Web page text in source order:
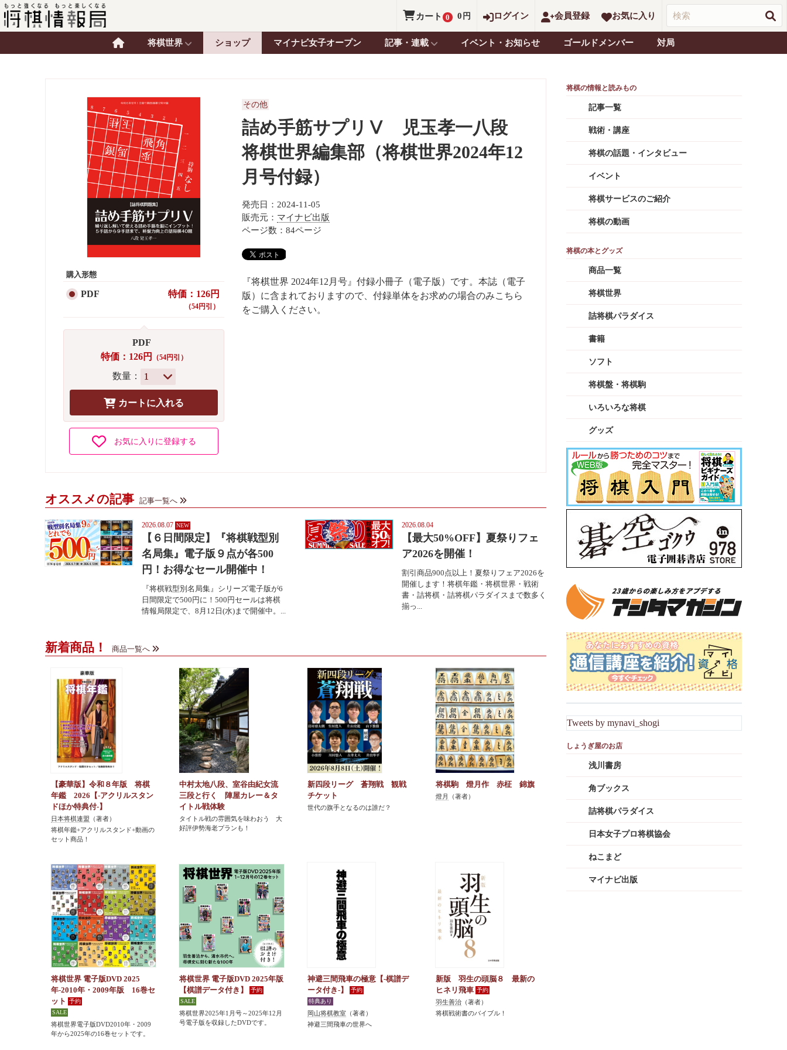
カート 0 0 円 ログイン 会員登録 お気に入り
将棋世界 ショップ マイナビ女子オープン 記事・連載 イベント・お知らせ ゴールドメンバー 対局
購入形態
PDF 特価：126円
（54円引）
PDF
特価：126円
（54円引）
数量：
お気に入りに登録する
その他
詰め手筋サプリⅤ 児玉孝一八段
将棋世界編集部（将棋世界2024年12
月号付録）
発売日：2024-11-05
販売元： マイナビ出版
ページ数：84ページ
『将棋世界 2024年12月号』付録小冊子（電子版）です。本誌（電子
版）に含まれておりますので、付録単体をお求めの場合のみこちら
をご購入ください。
オススメの記事 記事一覧へ
2026.08.07
【６日間限定】『将棋戦型別
名局集』電子版９点が各500
円！お得なセール開催中！
『将棋戦型別名局集』シリーズ電子版が6
日間限定で500円に！500円セールは将棋
情報局限定で、8月12日(水)まで開催中。...
2026.08.04
【最大50%OFF】夏祭りフェ
ア2026を開催！
割引商品900点以上！夏祭りフェア2026を
開催します！将棋年鑑・将棋世界・戦術
書・詰将棋・詰将棋パラダイスまで数多く
揃っ...
新着商品！ 商品一覧へ
【豪華版】令和８年版 将棋
年鑑 2026【-アクリルスタン
ドほか特典付-】
日本将棋連盟 （著者）
将棋年鑑+アクリルスタンド+動画の
セット商品！
中村太地八段、室谷由紀女流
三段と行く 陣屋カレー＆タ
イトル戦体験
タイトル戦の雰囲気を味わおう 大
好評伊勢海老プランも！
新四段リーグ 蒼翔戦 観戦
チケット
世代の旗手となるのは誰だ？
将棋駒 燈月作 赤柾 錦旗
燈月 （著者）
将棋世界 電子版DVD 2025
年-2010年・2009年版 16巻セ
ット
将棋世界電子版DVD2010年・2009
年から2025年の16巻セットです。
将棋世界 電子版DVD 2025年版
【棋譜データ付き】
将棋世界2025年1月号～2025年12月
号電子版を収録したDVDです。
神避三間飛車の極意【-棋譜デ
ータ付き-】
岡山将棋教室 （著者）
神避三間飛車の世界へ
新版 羽生の頭脳８ 最新の
ヒネリ飛車
羽生善治 （著者）
将棋戦術書のバイブル！
記事一覧
戦術・講座
将棋の話題・インタビュー
イベント
将棋サービスのご紹介
将棋の動画
商品一覧
将棋世界
詰将棋パラダイス
書籍
ソフト
将棋盤・将棋駒
いろいろな将棋
グッズ
Tweets by mynavi_shogi
浅川書房
角ブックス
詰将棋パラダイス
日本女子プロ将棋協会
ねこまど
マイナビ出版